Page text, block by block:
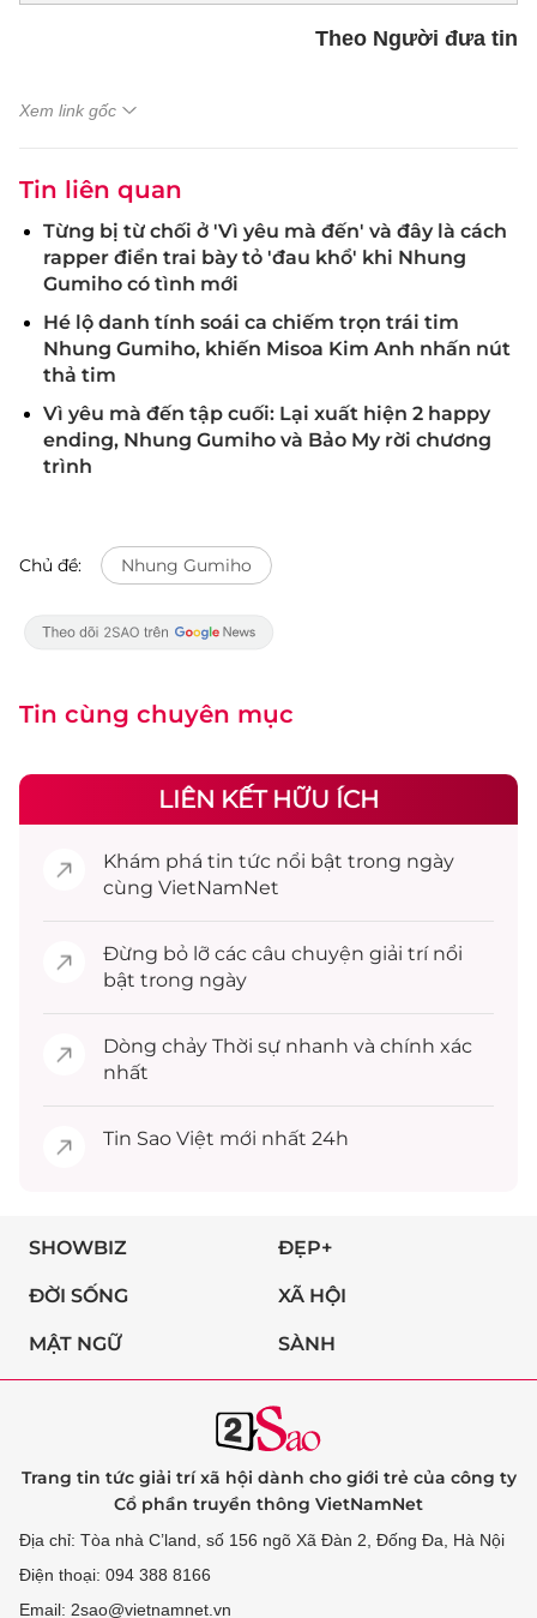
Theo Người đưa tin
Xem link gốc
Tin liên quan
Từng bị từ chối ở 'Vì yêu mà đến' và đây là cách
rapper điển trai bày tỏ 'đau khổ' khi Nhung
Gumiho có tình mới
Hé lộ danh tính soái ca chiếm trọn trái tim
Nhung Gumiho, khiến Misoa Kim Anh nhấn nút
thả tim
Vì yêu mà đến tập cuối: Lại xuất hiện 2 happy
ending, Nhung Gumiho và Bảo My rời chương
trình
Chủ đề: Nhung Gumiho
Tin cùng chuyên mục
LIÊN KẾT HỮU ÍCH
Khám phá tin tức nổi bật trong ngày
cùng VietNamNet
Đừng bỏ lỡ các câu chuyện giải trínổi
bật trong ngày
Dòng chảy Thời sự nhanh và chính xác
nhất
Tin Sao Việt mới nhất 24h
SHOWBIZ ĐẸP+
ĐỜI SỐNG XÃ HỘI
MẬT NGỮ SÀNH
Trang tin tức giải trí xã hội dành cho giới trẻ của công ty
Cổ phần truyền thông VietNamNet
Địa chỉ: Tòa nhà C’land, số 156 ngõ Xã Đàn 2, Đống Đa, Hà Nội
Điện thoại: 094 388 8166
Email: 2sao@vietnamnet.vn